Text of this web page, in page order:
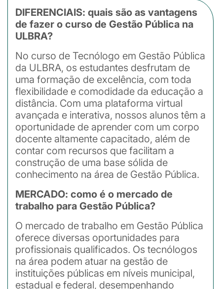
DIFERENCIAIS: quais são as vantagens
de fazer o curso de Gestão Pública na
ULBRA?
No curso de Tecnólogo em Gestão Pública
da ULBRA, os estudantes desfrutam de
uma formação de excelência, com toda
flexibilidade e comodidade da educação a
distância. Com uma plataforma virtual
avançada e interativa, nossos alunos têm a
oportunidade de aprender com um corpo
docente altamente capacitado, além de
contar com recursos que facilitam a
construção de uma base sólida de
conhecimento na área de Gestão Pública.
MERCADO: como é o mercado de
trabalho para Gestão Pública?
O mercado de trabalho em Gestão Pública
oferece diversas oportunidades para
profissionais qualificados. Os tecnólogos
na área podem atuar na gestão de
instituições públicas em níveis municipal,
estadual e federal, desempenhando